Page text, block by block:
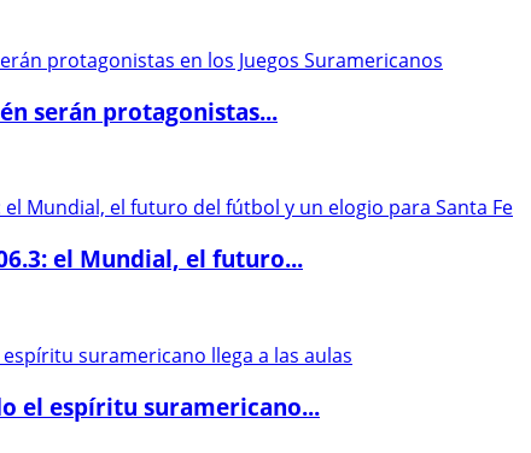
serán protagonistas...
el Mundial, el futuro...
el espíritu suramericano...